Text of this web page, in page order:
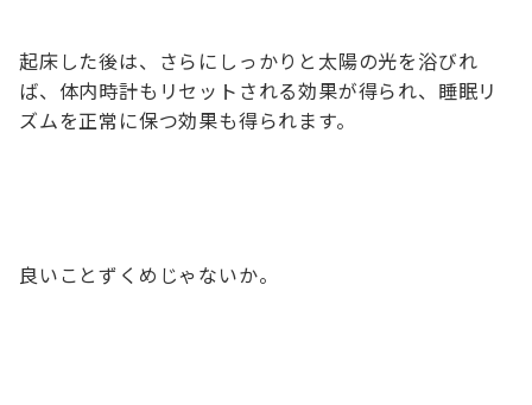
起床した後は、さらにしっかりと太陽の光を浴びれ
ば、体内時計もリセットされる効果が得られ、睡眠リ
ズムを正常に保つ効果も得られます。
良いことずくめじゃないか。